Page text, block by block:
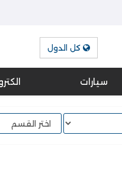
كل الدول
سيارات